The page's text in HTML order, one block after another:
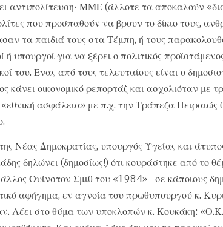
αντιπολίτευση· ΜΜΕ (άλλοτε τα αποκαλούν
που προσπαθούν να βρουν το δίκιο τους,
τα παιδιά τους στα Τέμπη, ή τους
ή υπουργοί για να ξέρει ο πολιτικός
του. Ενας από τους τελευταίους είναι ο
κάνει οικονομικό ρεπορτάζ και ασχολιόταν με
ασφάλεια» με π.χ. την Τράπεζα Πειραιώς
Νέας Δημοκρατίας, υπουργός Υγείας και
δηλώνει (δημοσίως!) ότι κουράστηκε από το
Ουίνστον Σμιθ του «1984»– σε κάποιους
αφήγημα, εν αγνοία του πρωθυπουργού κ.
Λέει στο θύμα των υποκλοπών κ. Κουκάκη: